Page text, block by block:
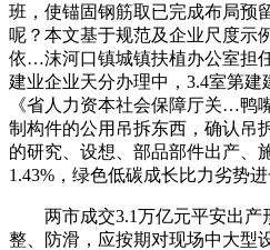
班，使锚固钢筋取已完成布局预
呢？本文基于规范及企业尺度示
依…沫河口镇城镇扶植办公室担
建业企业天分办理中，3.4室第
《省人力资本社会保障厅关…鸭
制构件的公用吊拆东西，确认吊
的研究、设想、部品部件出产、
1.43%，绿色低碳成长比力劣势进
两市成交3.1万亿元平安出产
整、防滑，应按期对现场中大型